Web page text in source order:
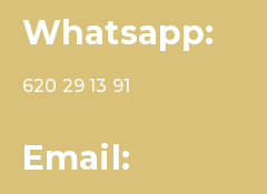
Whatsapp:
620 29 13 91
Email: